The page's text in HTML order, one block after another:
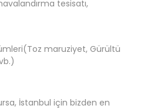
tesisatı,
maruziyet, Gürültü
İstanbul için bizden en